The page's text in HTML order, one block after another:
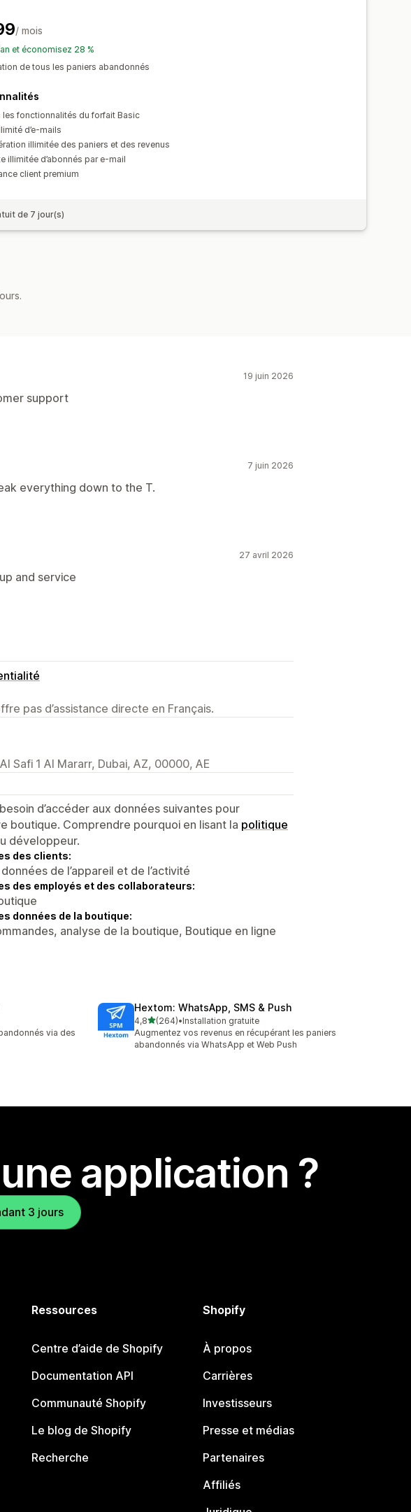
/ mois
et économisez 28 %
de tous les paniers abandonnés
les fonctionnalités du forfait Basic
d’e-mails
illimitée des paniers et des revenus
illimitée d’abonnés par e-mail
client premium
de 7 jour(s)
19 juin 2026
support
7 juin 2026
everything down to the T.
27 avril 2026
and service
pas d’assistance directe en Français.
Safi 1 Al Mararr, Dubai, AZ, 00000, AE
d’accéder aux données suivantes pour
boutique. Comprendre pourquoi en lisant la politique
développeur.
des clients:
de l’appareil et de l’activité
des employés et des collaborateurs:
données de la boutique:
analyse de la boutique, Boutique en ligne
via des
Hextom: WhatsApp, SMS & Push
4,8étoile(s) sur 5
(264)
264 avis au total
•Installation gratuite
Augmentez vos revenus en récupérant les paniers
abandonnés via WhatsApp et Web Push
application ?
3 jours
Ressources
Centre d’aide de Shopify
Documentation API
Communauté Shopify
Le blog de Shopify
Recherche
Shopify
À propos
Carrières
Investisseurs
Presse et médias
Partenaires
Affiliés